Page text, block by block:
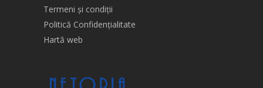
Termeni și condiții
Politică Confidențialitate
Hartă web